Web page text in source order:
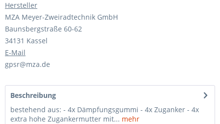
Hersteller
MZA Meyer-Zweiradtechnik GmbH
Baunsbergstraße 60-62
34131 Kassel
E-Mail
gpsr@mza.de
Beschreibung
bestehend aus: - 4x Dämpfungsgummi - 4x Zuganker - 4x
extra hohe Zugankermutter mit... mehr